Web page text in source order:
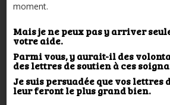
moment.
Mais je ne peux pas y arriver
votre aide.
Parmi vous, y aurait-il des
des lettres de soutien à ces
Je suis persuadée que vos lettres
leur feront le plus grand bien.